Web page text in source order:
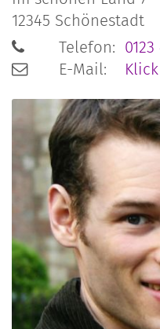
12345 Schönestadt
Telefon:
E-Mail: